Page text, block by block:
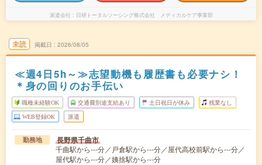
派遣会社 日研トータルソーシング株式会社 メディカルケア事業部
未読 掲載日 2026/08/05
≪週4日5h～≫志望動機も履歴書も必要ナシ！
＊身の回りのお手伝い
職種未経験OK 交通費別途支給あり 土日祝日が休み 残業なし
WEB登録OK 派遣
勤務地 長野県千曲市
千曲駅から---分／戸倉駅から---分／屋代高校前駅から---分／
屋代駅から---分／姨捨駅から---分